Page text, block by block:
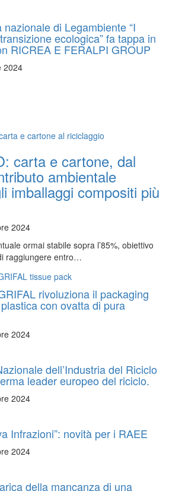
di Legambiente “I
ecologica” fa tappa in
RICREA E FERALPI GROUP
2024
carta e cartone, dal
ambientale
imballaggi compositi più
2024
ormai stabile sopra l’85%, obiettivo
raggiungere entro…
rivoluziona il packaging
con ovatta di pura
2024
dell’Industria del Riciclo
leader europeo del riciclo.
2024
Infrazioni”: novità per i RAEE
2024
della mancanza di una